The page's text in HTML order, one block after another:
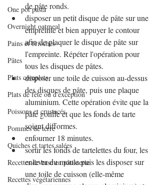
One pot pasta
Overnight oatmeal
Pains et brioches
Pâtes
Plats complets
Plats de fête ou d'exception
Poissons et crustacés
Pommes de terre
Quiches et tartes salées
Recettes de base en pâtisserie
Recettes végétariennes
de pâte ronds.
disposer un petit disque de pâte sur une
empreinte et bien appuyer le contour
afin de plaquer le disque de pâte sur
l'empreinte. Répéter l'opération pour
tous les disques de pâtes.
disposer une toile de cuisson au-dessus
des disques de pâte, puis une plaque
aluminium. Cette opération évite que la
pâte gonfle et que les fonds de tarte
soient difformes.
enfourner 18 minutes.
sortir les fonds de tartelettes du four, les
enlever du moule puis les disposer sur
une toile de cuisson (elle-même